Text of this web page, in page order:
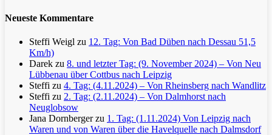
Neueste Kommentare
Steffi Weigl zu 12. Tag: Von Bad Düben nach Dessau 51,5
Km/h)
Darek zu 8. und letzter Tag: (9. November 2024) – Von Neu
Lübbenau über Cottbus nach Leipzig
Steffi zu 4. Tag: (4.11.2024) – Von Rheinsberg nach Wandlitz
Steffi zu 2. Tag: (2.11.2024) – Von Dalmhorst nach
Neuglobsow
Jana Dornbergerzu 1. Tag: (1.11.2024) Von Leipzig nach
Waren und von Waren über die Havelquelle nach Dalmsdorf